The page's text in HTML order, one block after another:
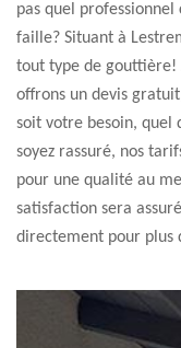
pas quel
faille? Situant à
tout type de gouttière!
offrons un devis
soit votre besoin,
soyez rassuré, nos
pour une qualité au
satisfaction sera
directement pour plus